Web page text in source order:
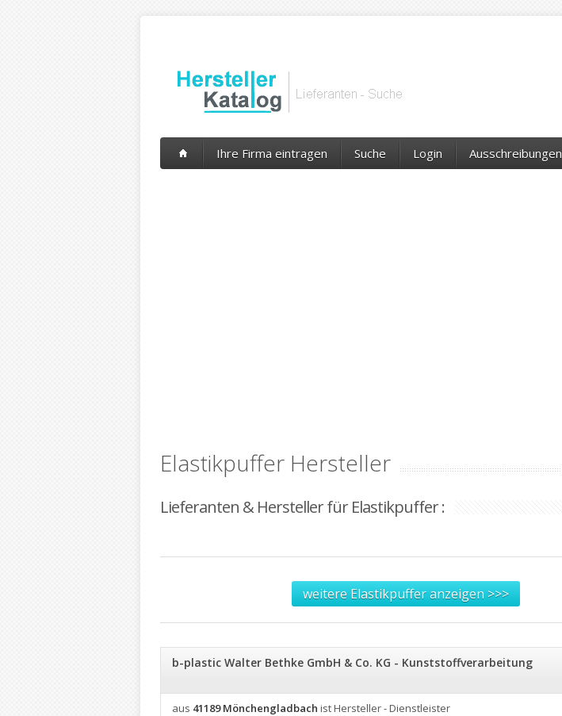
Ihre Firma eintragen Suche Login Ausschreibungen
Elastikpuffer Hersteller
Lieferanten & Hersteller für Elastikpuffer :
weitere Elastikpuffer anzeigen >>>
b-plastic Walter Bethke GmbH & Co. KG - Kunststoffverarbeitung
aus 41189 Mönchengladbach ist Hersteller - Dienstleister